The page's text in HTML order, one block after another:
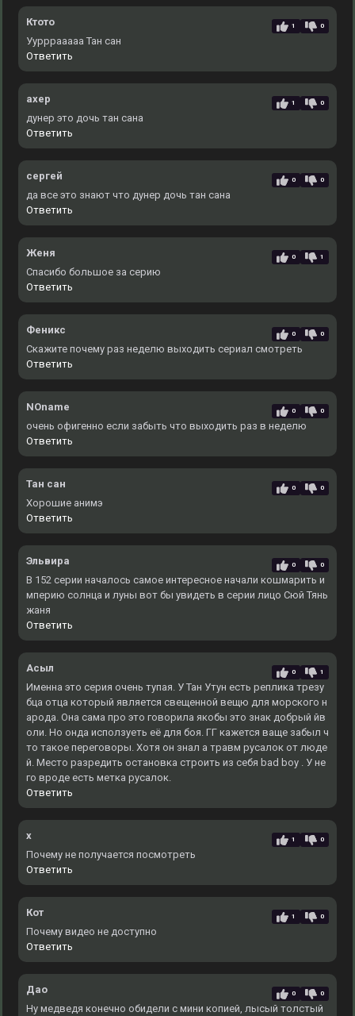
Ктото 1 0
Уурррааааа Тан сан
Ответить
ахер 1 0
дунер это дочь тан сана
Ответить
сергей 0 0
да все это знают что дунер дочь тан сана
Ответить
Женя 0 1
Спасибо большое за серию
Ответить
Феникс 0 0
Скажите почему раз неделю выходить сериал смотреть
Ответить
NOname 0 0
очень офигенно если забыть что выходить раз в неделю
Ответить
Тан сан 0 0
Хорошие анимэ
Ответить
Эльвира 0 0
В 152 серии началось самое интересное начали кошмарить и
мперию солнца и луны вот бы увидеть в серии лицо Сюй Тянь
жаня
Ответить
Асыл 0 1
Именна это серия очень тупая. У Тан Утун есть реплика трезу
бца отца который является свещенной вещю для морского н
арода. Она сама про это говорила якобы это знак добрый йв
оли. Но онда исползуеть её для боя. ГГ кажется ваще забыл ч
то такое переговоры. Хотя он знал а травм русалок от люде
й. Место разредить остановка строить из себя bad boy . У не
го вроде есть метка русалок.
Ответить
x 1 0
Почему не получается посмотреть
Ответить
Кот 1 0
Почему видео не доступно
Ответить
Дао 0 0
Ну медведя конечно обидели с мини копией, лысый толстый